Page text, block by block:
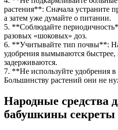
растения**: Сначала устраните
а затем уже думайте о питании.
5. **Соблюдайте
разовых «шоковых» доз.
6. **Учитывайте тип почвы**:
удобрения вымываются
задерживаются.
7. **Не используйте удобрения
Большинству растений они не
Народные средства
бабушкины секреты